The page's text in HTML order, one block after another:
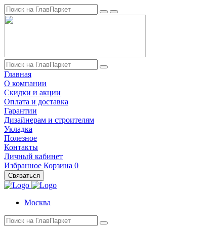
Главная
О компании
Скидки и акции
Оплата и доставка
Гарантии
Дизайнерам и строителям
Укладка
Полезное
Контакты
Личный кабинет
Избранное Корзина 0
Связаться
Москва